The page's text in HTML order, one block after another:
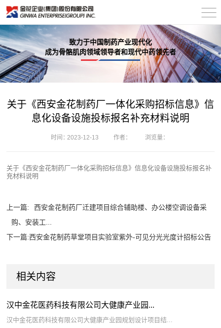
致力于中国制药产业现代化
成为骨骼肌肉领域领导者和现代中药领先者
关于《西安金花制药厂一体化采购招标信息》信
息化设备设施投标报名补充材料说明
时间：2023-12-13 作者： 浏览量：
关于《西安金花制药厂一体化采购招标信息》信息化设备设施投标报名补
充材料说明
上一篇:
西安金花制药厂迁建项目综合辅助楼、办公楼空调设备采
购、安装工...
下一篇:西安金花制药草堂项目实验室紫外-可见分光光度计招标公告
相关内容
汉中金花医药科技有限公司大健康产业园...
汉中金花医药科技有限公司大健康产业园规划设计项目结...